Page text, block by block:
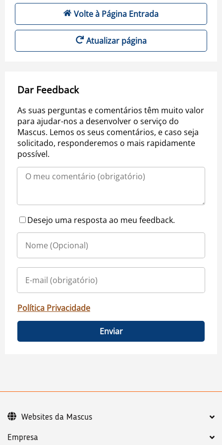
Volte à Página Entrada
Atualizar página
Dar Feedback
As suas perguntas e comentários têm muito valor
para ajudar-nos a desenvolver o serviço do
Mascus. Lemos os seus comentários, e caso seja
solicitado, responderemos o mais rapidamente
possível.
Desejo uma resposta ao meu feedback.
Política Privacidade
Enviar
Empresa
Websites da Mascus